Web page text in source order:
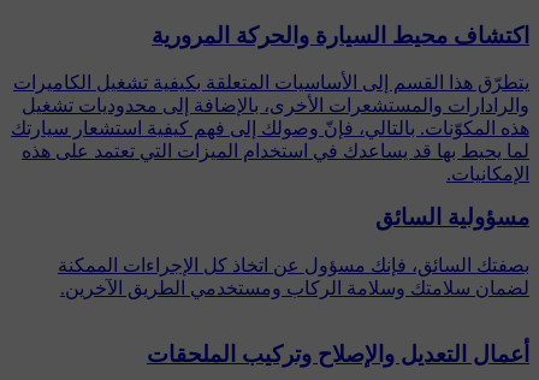
اكتشاف محيط السيارة والحركة المرورية
يتطرّق هذا القسم إلى الأساسيات المتعلقة بكيفية تشغيل الكاميرات
والرادارات والمستشعرات الأخرى، بالإضافة إلى محدوديات تشغيل
هذه المكوّنات. بالتالي، فإنّ وصولك إلى فهم كيفية استشعار سيارتك
لما يحيط بها قد يساعدك في استخدام الميزات التي تعتمد على هذه
الإمكانيات.
مسؤولية السائق
بصفتك السائق، فإنك مسؤول عن اتخاذ كل الإجراءات الممكنة
لضمان سلامتك وسلامة الركاب ومستخدمي الطريق الآخرين.
أعمال التعديل والإصلاح وتركيب الملحقات